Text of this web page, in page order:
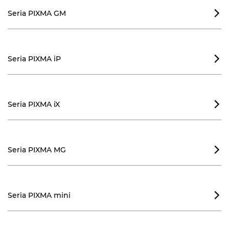
Seria PIXMA GM 
Seria PIXMA iP 
Seria PIXMA iX 
Seria PIXMA MG 
Seria PIXMA mini 